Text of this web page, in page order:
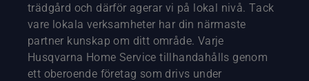
trädgård och därför agerar vi på lokal nivå. Tack
vare lokala verksamheter har din närmaste
partner kunskap om ditt område. Varje
Husqvarna Home Service tillhandahålls genom
ett oberoende företag som drivs under